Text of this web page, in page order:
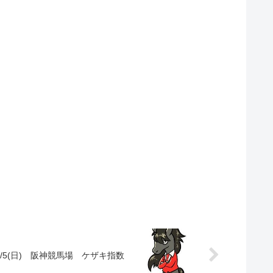
5(日) 阪神競馬場 ケザキ指数